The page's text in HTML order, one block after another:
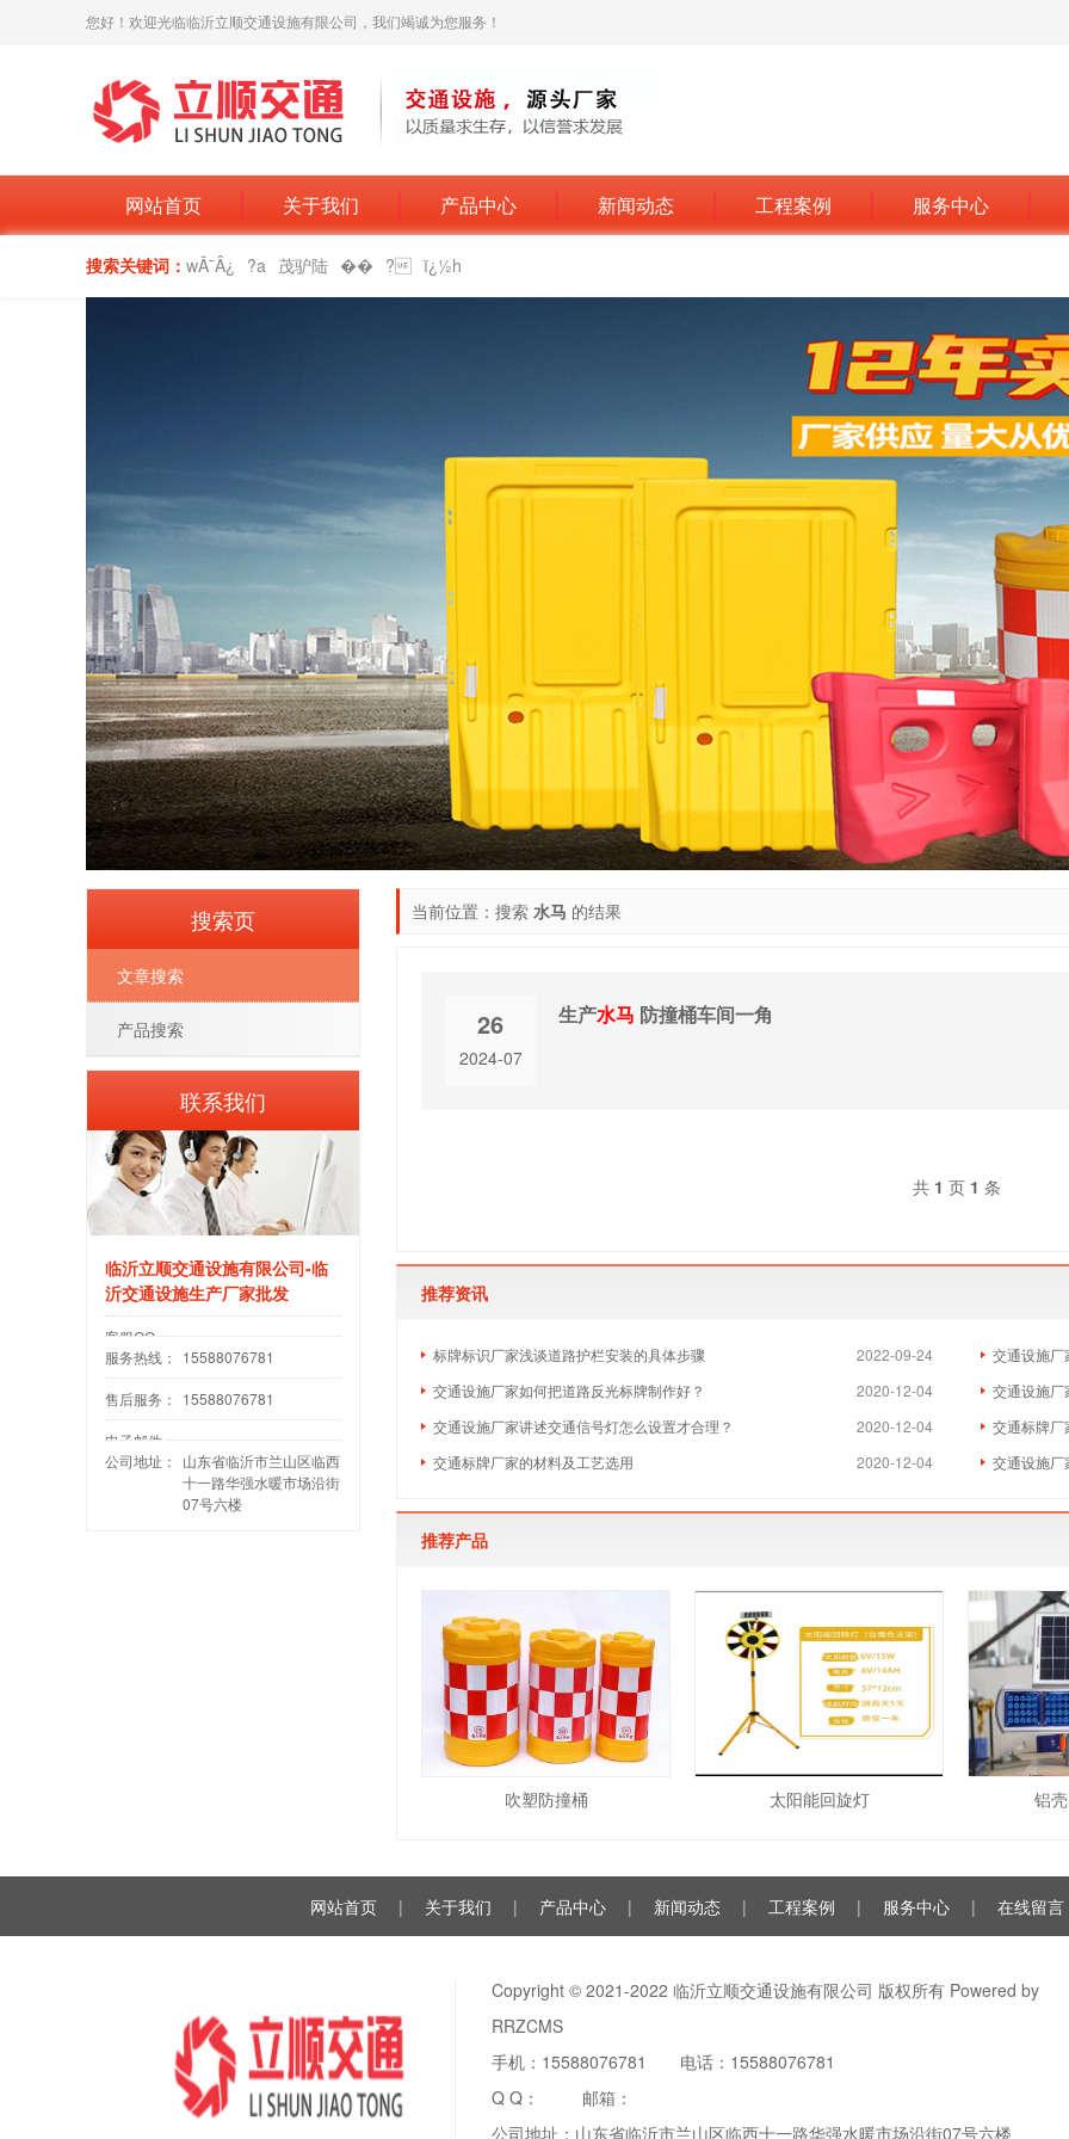
您好！欢迎光临临沂立顺交通设施有限公司，我们竭诚为您服务！
网站首页 关于我们 产品中心 新闻动态 工程案例 服务中心
搜索关键词： wÃ¯Â¿ ?a 茂驴陆 �� ? ï¿½h
当前位置：搜索 水马 的结果
26
2024-07
生产水马 防撞桶车间一角
共 1 页 1 条
推荐资讯
2022-09-24
​标牌标识厂家浅谈道路护栏安装的具体步骤
交通设施厂
2020-12-04
交通设施厂家如何把道路反光标牌制作好？
交通设施厂
2020-12-04
交通设施厂家讲述交通信号灯怎么设置才合理？
交通标牌厂
2020-12-04
​交通标牌厂家的材料及工艺选用 交通设施厂
推荐产品
吹塑防撞桶 太阳能回旋灯 铝
搜索页
文章搜索
产品搜索
联系我们
临沂立顺交通设施有限公司-临
沂交通设施生产厂家批发
客服QQ：
服务热线：
15588076781
售后服务： 15588076781
电子邮件：
公司地址：
山东省临沂市兰山区临西
十一路华强水暖市场沿街
07号六楼
网站首页 | 关于我们 | 产品中心 | 新闻动态 | 工程案例 | 服务中心 | 在线留言
Copyright © 2021-2022 临沂立顺交通设施有限公司 版权所有 Powered by
RRZCMS
手机：15588076781 电话：15588076781
Q Q：
邮箱：
公司地址：山东省临沂市兰山区临西十一路华强水暖市场沿街07号六楼